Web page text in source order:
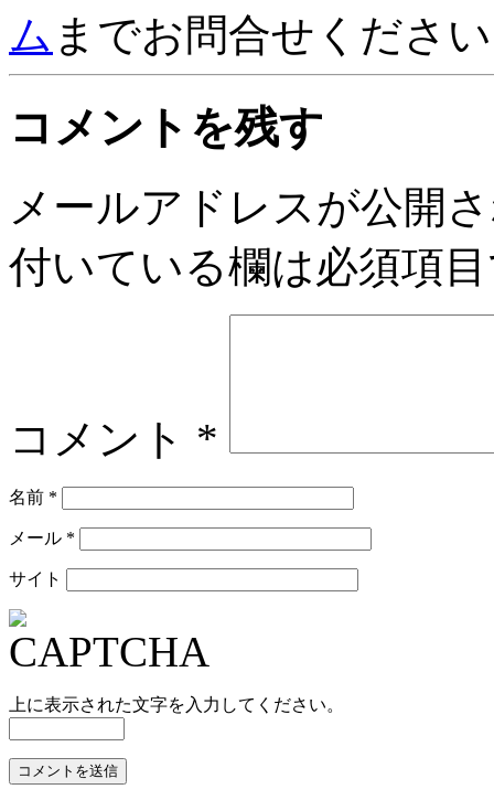
ム までお問合せくださ
コメントを残す
メールアドレスが公開
付いている欄は必須項
コメント *
名前 *
メール *
サイト
上に表示された文字を入力してください。